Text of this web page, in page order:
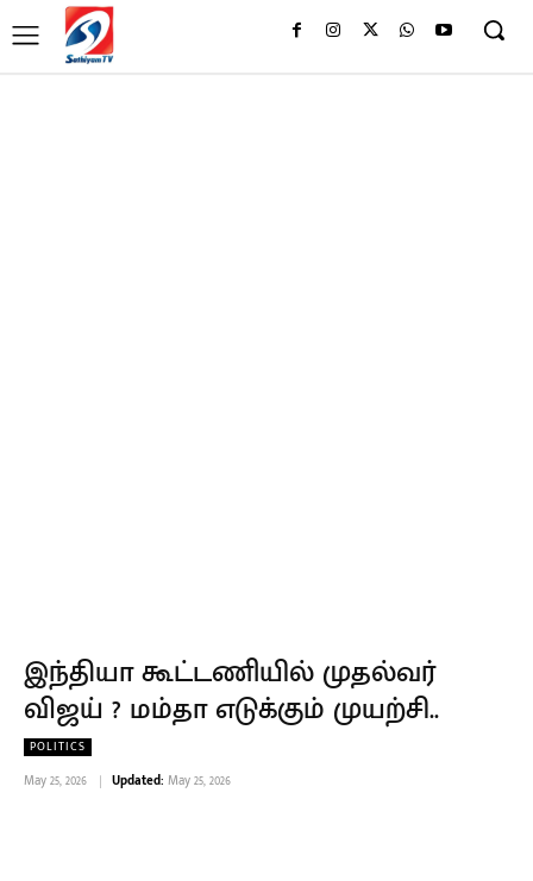
இந்தியா கூட்டணியில் முதல்வர்
விஜய் ? மம்தா எடுக்கும் முயற்சி..
POLITICS
May 25, 2026 Updated: May 25, 2026